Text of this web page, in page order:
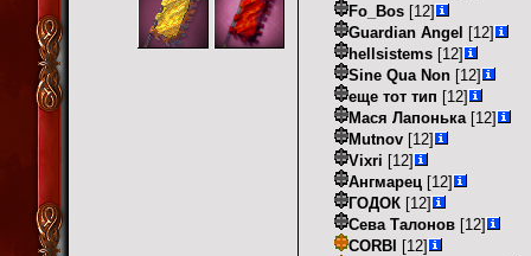
Fo_Bos [12]
Guardian Angel [12]
hellsistems [12]
Sine Qua Non [12]
еще тот тип [12]
Мася Лапонька [12]
Mutnov [12]
Vixri [12]
Ангмарец [12]
ГОДОК [12]
Сева Талонов [12]
CORBI [12]